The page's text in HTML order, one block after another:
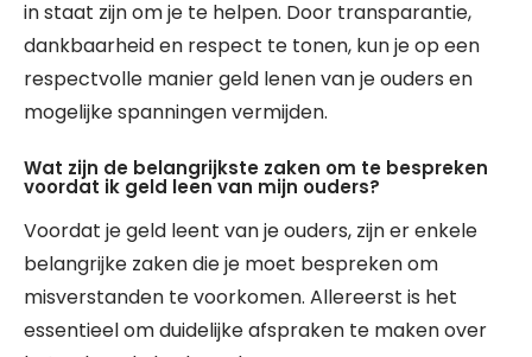
in staat zijn om je te helpen. Door transparantie,
dankbaarheid en respect te tonen, kun je op een
respectvolle manier geld lenen van je ouders en
mogelijke spanningen vermijden.
Wat zijn de belangrijkste zaken om te bespreken
voordat ik geld leen van mijn ouders?
Voordat je geld leent van je ouders, zijn er enkele
belangrijke zaken die je moet bespreken om
misverstanden te voorkomen. Allereerst is het
essentieel om duidelijke afspraken te maken over